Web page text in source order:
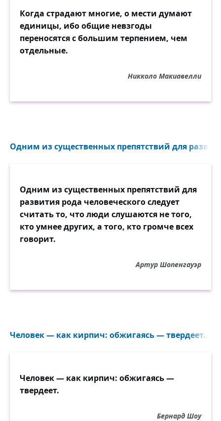
Когда страдают многие, о мести думают
единицы, ибо общие невзгоды
переносятся с большим терпением, чем
отдельные.
Никколо Макиавелли
Одним из существенных препятствий для
Одним из существенных препятствий для
развития рода человеческого следует
считать то, что люди слушаются не того,
кто умнее других, а того, кто громче всех
говорит.
Артур Шопенгауэр
Человек — как кирпич: обжигаясь — твердеет...
Человек — как кирпич: обжигаясь —
твердеет.
Бернард Шоу